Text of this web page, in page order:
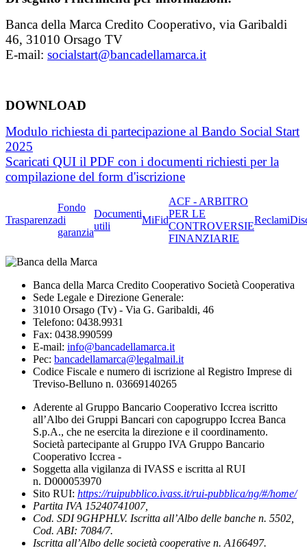
Banca della Marca Credito Cooperativo, via Garibaldi
46, 31010 Orsago TV
E-mail: socialstart@bancadellamarca.it
DOWNLOAD
Modulo richiesta di partecipazione al Bando Social Start
2025
Scaricati QUI il PDF con i documenti richiesti per la
compilazione del form d'iscrizione
Trasparenza
Fondo
di
garanzia
Documenti
utili
MiFid
ACF - ARBITRO
PER LE
CONTROVERSIE
FINANZIARIE
Reclami
Banca della Marca Credito Cooperativo Società Cooperativa
Sede Legale e Direzione Generale:
31010 Orsago (Tv) - Via G. Garibaldi, 46
Telefono: 0438.9931
Fax: 0438.990599
E-mail: info@bancadellamarca.it
Pec: bancadellamarca@legalmail.it
Codice Fiscale e numero di iscrizione al Registro Imprese di
Treviso-Belluno n. 03669140265
Aderente al Gruppo Bancario Cooperativo Iccrea iscritto
all’Albo dei Gruppi Bancari con capogruppo Iccrea Banca
S.p.A., che ne esercita la direzione e il coordinamento.
Società partecipante al Gruppo IVA Gruppo Bancario
Cooperativo Iccrea -
Soggetta alla vigilanza di IVASS e iscritta al RUI
n. D000053970
Sito RUI: https://ruipubblico.ivass.it/rui-pubblica/ng/#/home/
Partita IVA 15240741007,
Cod. SDI 9GHPHLV. Iscritta all’Albo delle banche n. 5502,
Cod. ABI: 7084/7.
Iscritta all’Albo delle società cooperative n. A166497.